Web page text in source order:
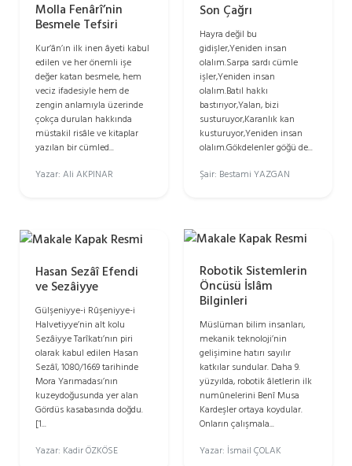
Molla Fenârî’nin
Besmele Tefsiri
Kur’ân’ın ilk inen âyeti kabul
edilen ve her önemli işe
değer katan besmele, hem
veciz ifadesiyle hem de
zengin anlamıyla üzerinde
çokça durulan hakkında
müstakil risâle ve kitaplar
yazılan bir cümled...
Yazar: Ali AKPINAR
Son Çağrı
Hayra değil bu
gidişler,Yeniden insan
olalım.Sarpa sardı cümle
işler,Yeniden insan
olalım.Batıl hakkı
bastırıyor,Yalan, bizi
susturuyor,Karanlık kan
kusturuyor,Yeniden insan
olalım.Gökdelenler göğü de...
Şair: Bestami YAZGAN
Hasan Sezâî Efendi
ve Sezâiyye
Gülşeniyye-i Rûşeniyye-i
Halvetiyye’nin alt kolu
Sezâiyye Tarîkatı’nın piri
olarak kabul edilen Hasan
Sezâî, 1080/1669 tarihinde
Mora Yarımadası’nın
kuzeydoğusunda yer alan
Gördüs kasabasında doğdu.
[1...
Yazar: Kadir ÖZKÖSE
Robotik Sistemlerin
Öncüsü İslâm
Bilginleri
Müslüman bilim insanları,
mekanik teknoloji’nin
gelişimine hatırı sayılır
katkılar sundular. Daha 9.
yüzyılda, robotik âletlerin ilk
numûnelerini Benî Musa
Kardeşler ortaya koydular.
Onların çalışmala...
Yazar: İsmail ÇOLAK